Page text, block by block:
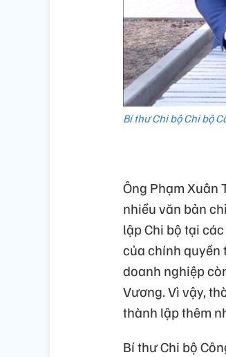
Bí thư Chi bộ Chi bộ
Ông Phạm Xuân
nhiều văn bản
lập Chi bộ tại
của chính quyền
doanh nghiệp
Vương. Vì vậy,
thành lập thêm
Bí thư Chi bộ